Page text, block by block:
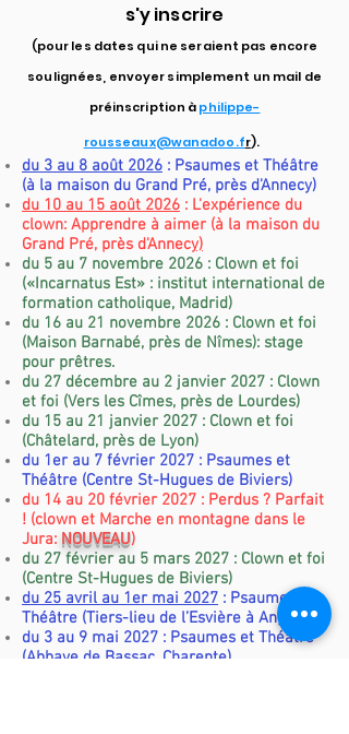
s'y inscrire
(pour les dates qui ne seraient pas encore
soulignées, envoyer simplement un mail de
préinscription àphilippe-
rousseaux@wanadoo.fr).
du 3 au 8 août 2026 : Psaumes et Théâtre
(à la maison du Grand Pré, près d'Annecy)
du 10 au 15 août 2026 : L'expérience du
clown: Apprendre à aimer (à la maison du
Grand Pré, près d'Annecy)
du 5 au 7 novembre 2026 : Clown et foi
(«Incarnatus Est» : institut international de
formation catholique, Madrid)
du 16 au 21 novembre 2026 : Clown et foi
(Maison Barnabé, près de Nîmes): stage
pour prêtres.
du 27 décembre au 2 janvier 2027 : Clown
et foi (Vers les Cîmes, près de Lourdes)
du 15 au 21 janvier 2027 : Clown et foi
(Châtelard, près de Lyon)
du 1er au 7 février 2027 : Psaumes et
Théâtre (Centre St-Hugues de Biviers)
du 14 au 20 février 2027 : Perdus ? Parfait
! (clown et Marche en montagne dans le
Jura: NOUVEAU)
du 27 février au 5 mars 2027 : Clown et foi
(Centre St-Hugues de Biviers)
du 25 avril au 1er mai 2027 : Psaumes et
Théâtre (Tiers-lieu de l’Esvière à Angers)
du 3 au 9 mai 2027 : Psaumes et Théâtre
(Abbaye de Bassac, Charente)